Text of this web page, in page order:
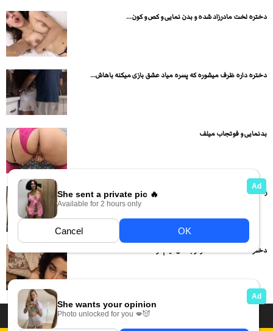
دختره لخت مادرزاد شده و بدن نمایی و کص و کون...
دختره داره ظرف میشوره که پسره میاد عشق بازی میکنه باهاش...
بدنمایی و فوتجاب میلف
زنه لخت تو خیابون شعار مرگ بر جمهوری اسلامی میده
دختره لخت لخت شده و از بدنش فیلم گرفته